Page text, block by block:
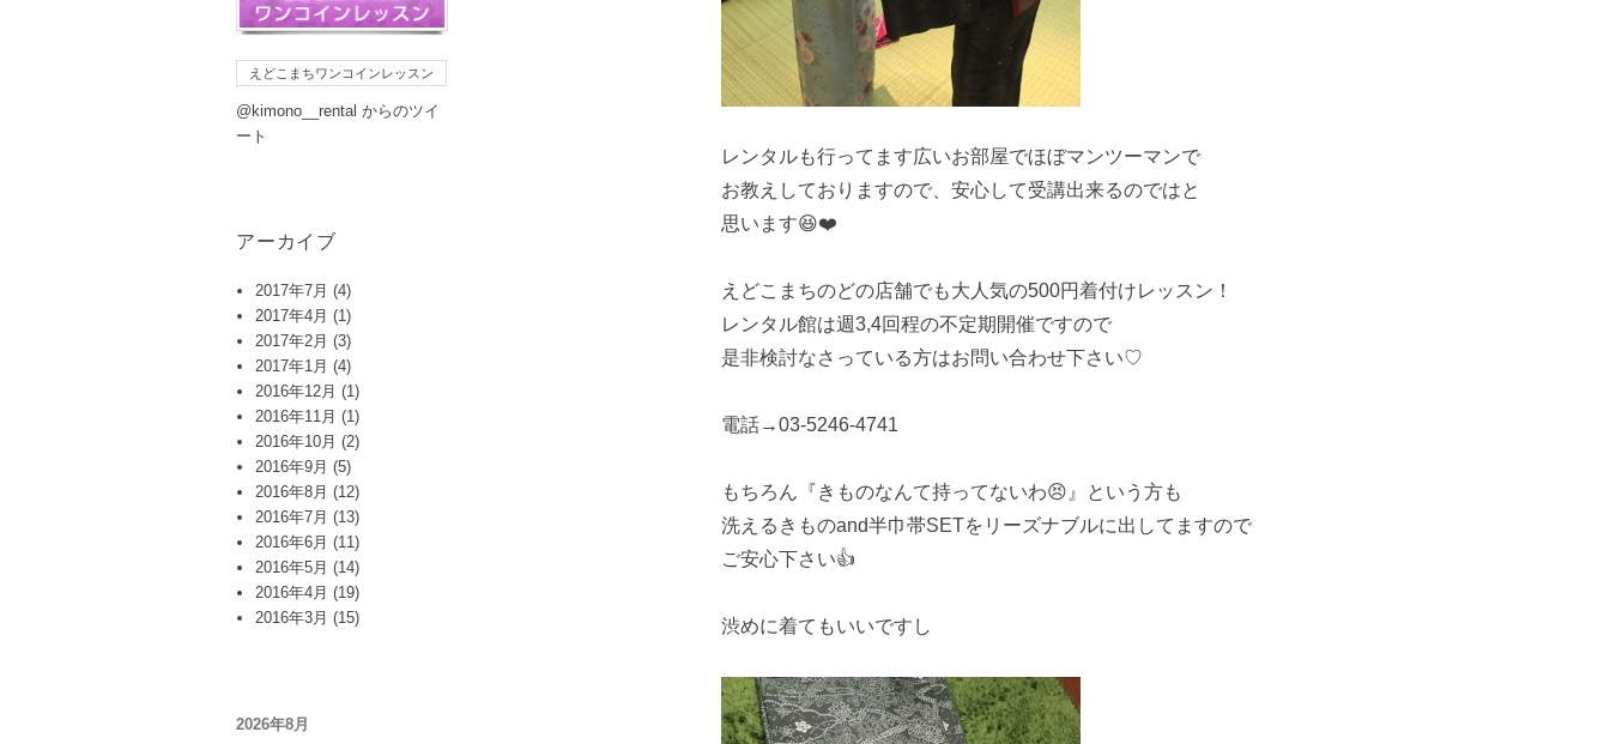
レンタルも行ってます広いお部屋でほぼマンツーマンで
お教えしておりますので、安心して受講出来るのではと
思います😆❤️
えどこまちのどの店舗でも大人気の500円着付けレッスン！
レンタル館は週3,4回程の不定期開催ですので
是非検討なさっている方はお問い合わせ下さい♡
電話→03-5246-4741
もちろん『きものなんて持ってないわ😣』という方も
洗えるきものand半巾帯SETをリーズナブルに出してますので
ご安心下さい👍
渋めに着てもいいですし
えどこまちワンコインレッスン
@kimono__rental からのツイ
ート
アーカイブ
2017年7月 (4)
2017年4月 (1)
2017年2月 (3)
2017年1月 (4)
2016年12月 (1)
2016年11月 (1)
2016年10月 (2)
2016年9月 (5)
2016年8月 (12)
2016年7月 (13)
2016年6月 (11)
2016年5月 (14)
2016年4月 (19)
2016年3月 (15)
2026年8月